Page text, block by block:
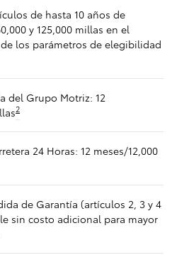
de hasta 10 años de
y 125,000 millas en el
los parámetros de elegibilidad
del Grupo Motriz: 12
2
24 Horas: 12 meses/12,000
de Garantía (artículos 2, 3 y 4
sin costo adicional para mayor